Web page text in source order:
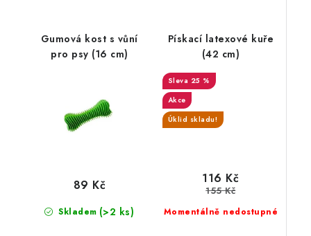
Gumová kost s vůní
pro psy (16 cm)
Skladem (>2 ks)
89 Kč
Pískací latexové kuře
(42 cm)
25 %
Akce
Úklid skladu!
Momentálně nedostupné
116 Kč
155 Kč